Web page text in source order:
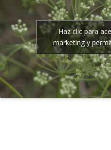
Haz clic para
marketing y